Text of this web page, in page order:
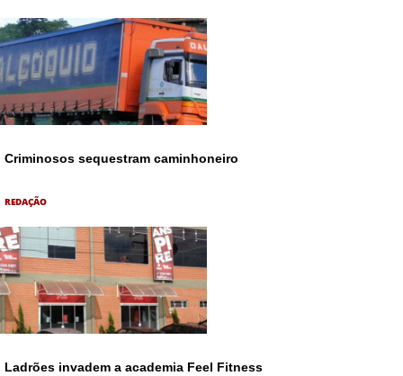
Criminosos sequestram caminhoneiro
REDAÇÃO
Ladrões invadem a academia Feel Fitness